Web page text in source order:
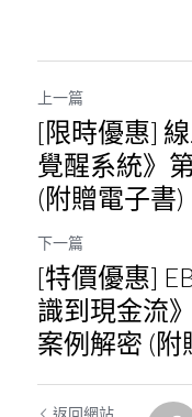
上一篇
[限時優惠]
覺醒系統》
(附贈電子書)
下一篇
[特價優惠]
識到現金流
案例解密 (